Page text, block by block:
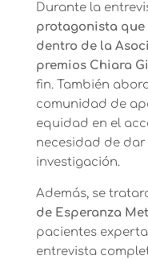
Durante la
protagonista
dentro de la
premios Chiara
fin. También
comunidad de
equidad en el
necesidad de
investigación.
Además, se
de Esperanza
pacientes
entrevista